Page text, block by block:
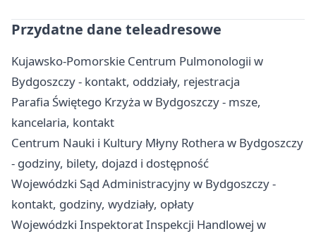
Przydatne dane teleadresowe
Kujawsko-Pomorskie Centrum Pulmonologii w
Bydgoszczy - kontakt, oddziały, rejestracja
Parafia Świętego Krzyża w Bydgoszczy - msze,
kancelaria, kontakt
Centrum Nauki i Kultury Młyny Rothera w Bydgoszczy
- godziny, bilety, dojazd i dostępność
Wojewódzki Sąd Administracyjny w Bydgoszczy -
kontakt, godziny, wydziały, opłaty
Wojewódzki Inspektorat Inspekcji Handlowej w